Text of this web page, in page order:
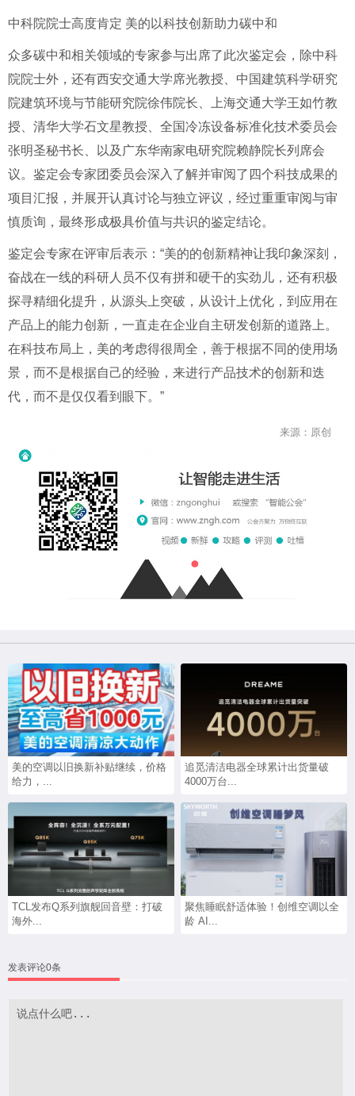
中科院院士高度肯定 美的以科技创新助力碳中和
众多碳中和相关领域的专家参与出席了此次鉴定会，除中科
院院士外，还有西安交通大学席光教授、中国建筑科学研究
院建筑环境与节能研究院徐伟院长、上海交通大学王如竹教
授、清华大学石文星教授、全国冷冻设备标准化技术委员会
张明圣秘书长、以及广东华南家电研究院赖静院长列席会
议。鉴定会专家团委员会深入了解并审阅了四个科技成果的
项目汇报，并展开认真讨论与独立评议，经过重重审阅与审
慎质询，最终形成极具价值与共识的鉴定结论。
鉴定会专家在评审后表示：“美的的创新精神让我印象深刻，
奋战在一线的科研人员不仅有拼和硬干的实劲儿，还有积极
探寻精细化提升，从源头上突破，从设计上优化，到应用在
产品上的能力创新，一直走在企业自主研发创新的道路上。
在科技布局上，美的考虑得很周全，善于根据不同的使用场
景，而不是根据自己的经验，来进行产品技术的创新和迭
代，而不是仅仅看到眼下。”
来源：原创
美的空调以旧换新补贴继续，价格
给力，...
追觅清洁电器全球累计出货量破
4000万台...
TCL发布Q系列旗舰回音壁：打破
海外...
聚焦睡眠舒适体验！创维空调以全
龄 AI...
发表评论0条